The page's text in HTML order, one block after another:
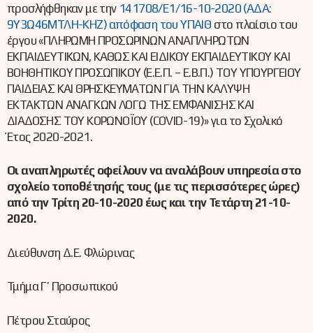
προσλήφθηκαν με την 141708/Ε1/16-10-2020 (ΑΔΑ:
9Υ3Ω46ΜΤΛΗ-ΚΗΖ) απόφαση του ΥΠΑΙΘ στο πλαίσιο του
έργου «ΠΛΗΡΩΜΗ ΠΡΟΣΩΡΙΝΩΝ ΑΝΑΠΛΗΡΩΤΩΝ
ΕΚΠΑΙΔΕΥΤΙΚΩΝ, ΚΑΘΩΣ ΚΑΙ ΕΙΔΙΚΟΥ ΕΚΠΑΙΔΕΥΤΙΚΟΥ ΚΑΙ
ΒΟΗΘΗΤΙΚΟΥ ΠΡΟΣΩΠΙΚΟΥ (Ε.Ε.Π. – Ε.Β.Π.) ΤΟΥ ΥΠΟΥΡΓΕΙΟΥ
ΠΑΙΔΕΙΑΣ ΚΑΙ ΘΡΗΣΚΕΥΜΑΤΩΝ ΓΙΑ ΤΗΝ ΚΑΛΥΨΗ
ΕΚΤΑΚΤΩΝ ΑΝΑΓΚΩΝ ΛΟΓΩ ΤΗΣ ΕΜΦΑΝΙΣΗΣ ΚΑΙ
ΔΙΑΔΟΣΗΣ ΤΟΥ ΚΟΡΩΝΟΪΟΥ (COVID-19)» για το Σχολικό
Έτος 2020-2021.
Οι αναπληρωτές οφείλουν να αναλάβουν υπηρεσία στο
σχολείο τοποθέτησής τους (με τις περισσότερες ώρες)
από την Τρίτη 20-10-2020 έως και την Τετάρτη 21-10-
2020.
Διεύθυνση Δ.Ε. Φλώρινας
Τμήμα Γ’ Προσωπικού
Πέτρου Σταύρος